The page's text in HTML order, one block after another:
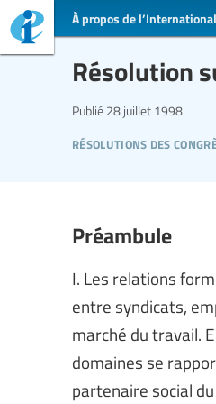
À propos de
Résolution
résolutions des
Publié 28 juillet 1998
Préambule
I. Les relations
entre syndicats,
marché du travail.
domaines se
partenaire social